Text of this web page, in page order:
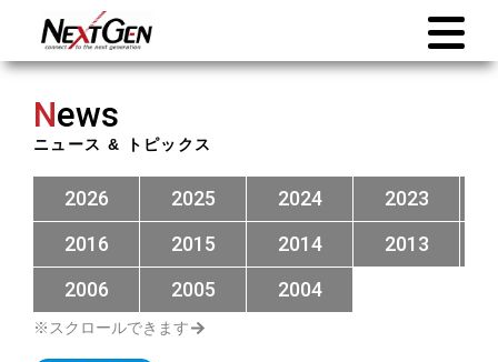
News
ニュース & トピックス
2026 2025 2024 2023
2016
2015 2014 2013
2006
2005 2004